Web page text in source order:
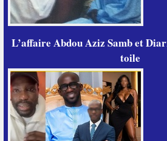
L’affaire Abdou Aziz Samb et
toile